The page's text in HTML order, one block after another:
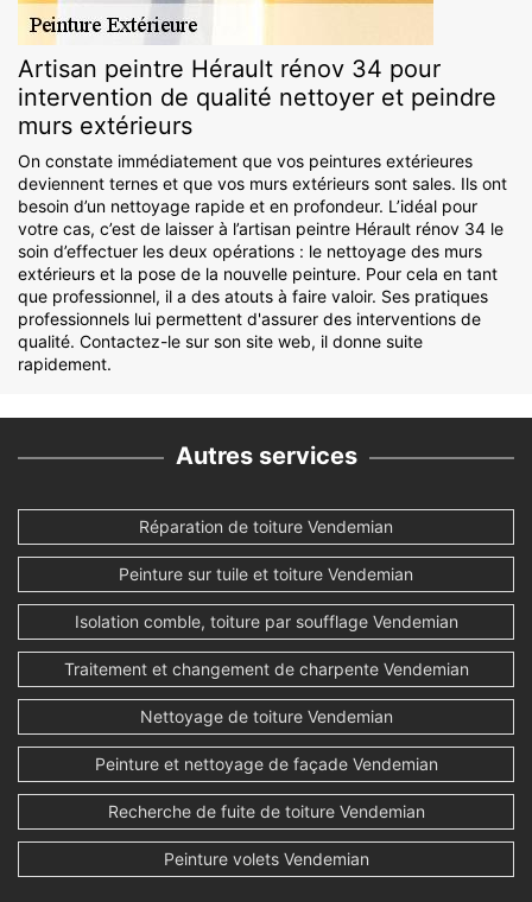
Artisan peintre Hérault rénov 34 pour
intervention de qualité nettoyer et peindre
murs extérieurs
On constate immédiatement que vos peintures extérieures
deviennent ternes et que vos murs extérieurs sont sales. Ils ont
besoin d’un nettoyage rapide et en profondeur. L’idéal pour
votre cas, c’est de laisser à l’artisan peintre Hérault rénov 34 le
soin d’effectuer les deux opérations : le nettoyage des murs
extérieurs et la pose de la nouvelle peinture. Pour cela en tant
que professionnel, il a des atouts à faire valoir. Ses pratiques
professionnels lui permettent d'assurer des interventions de
qualité. Contactez-le sur son site web, il donne suite
rapidement.
Autres services
Réparation de toiture Vendemian
Peinture sur tuile et toiture Vendemian
Isolation comble, toiture par soufflage Vendemian
Traitement et changement de charpente Vendemian
Nettoyage de toiture Vendemian
Peinture et nettoyage de façade Vendemian
Recherche de fuite de toiture Vendemian
Peinture volets Vendemian